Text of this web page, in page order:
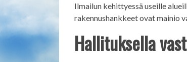
Ilmailun kehittyessä useille
rakennushankkeet ovat mainio
Hallituksella